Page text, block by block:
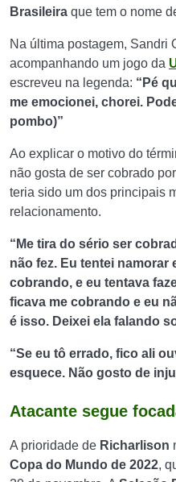
Brasileira que tem o nome
Na última postagem, Sandri
acompanhando um jogo da
escreveu na legenda: “Pé
me emocionei, chorei.
pombo)”
Ao explicar o motivo do
não gosta de ser cobrado
teria sido um dos principais
relacionamento.
“Me tira do sério ser
não fez. Eu tentei namorar
cobrando, e eu tentava
ficava me cobrando e eu
é isso. Deixei ela falando
“Se eu tô errado, fico ali
esquece. Não gosto de
Atacante segue
A prioridade de Richarlison
Copa do Mundo de 2022,